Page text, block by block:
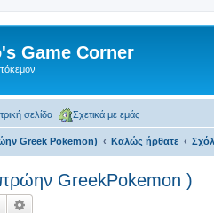
Game Corner
σελίδα Σχετικά με εμάς
Greek Pokemon) Kαλώς ήρθατε
GreekPokemon )
Αναζήτηση